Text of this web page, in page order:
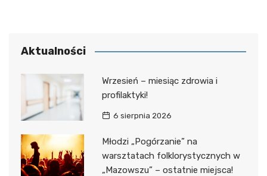
Aktualności
Wrzesień – miesiąc zdrowia i
profilaktyki!
6 sierpnia 2026
Młodzi „Pogórzanie” na
warsztatach folklorystycznych w
„Mazowszu” – ostatnie miejsca!